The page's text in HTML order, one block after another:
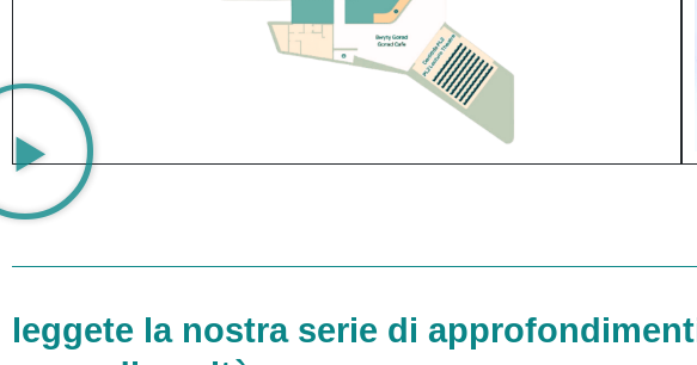
leggete la nostra serie di